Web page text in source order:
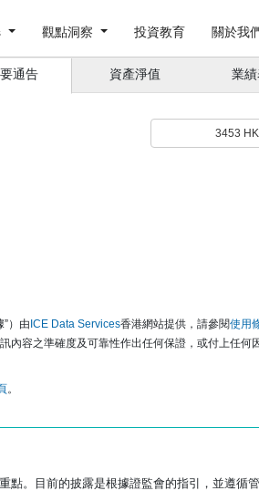
觀點洞察 投資教育 關於我
通告 資產淨值 業
3453
）由 ICE Data Services香港網站提供，請參閱使用
容之準確度及可靠性作出任何保證，或付上任
。
。目前的披露是根據證監會的指引，並遵循